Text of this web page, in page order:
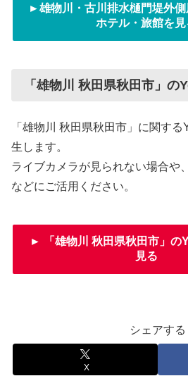
►雄物川・古川排水樋門堤外
ホテル・旅館を見
「雄物川 秋田県秋田市」の
「雄物川 秋田県秋田市」に関す
生します。
ライブカメラが見られない場合や
などにご活用ください。
► 「雄物川 秋田県秋田市」の
見る
シェアする
X